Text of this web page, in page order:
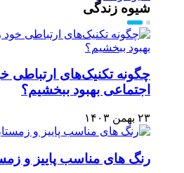
شیوه زندگی
چگونه تکنیک‌های ارتباطی
اجتماعی بهبود ببخشیم؟
۲۳ بهمن ۱۴۰۳
رنگ های مناسب پاییز و